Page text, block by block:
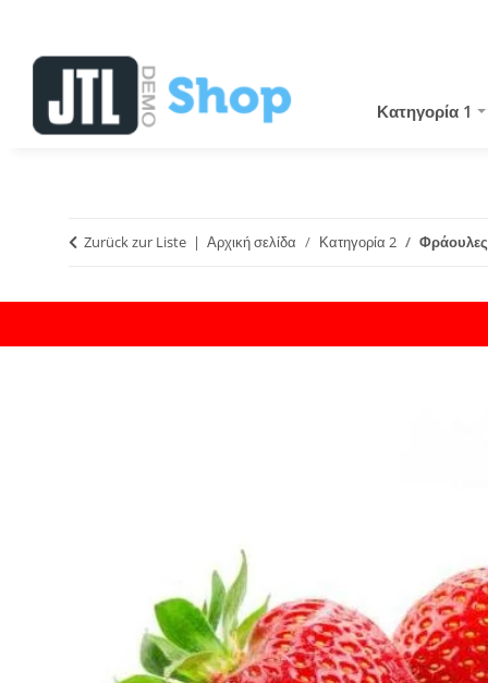
Κατηγορία 1
Zurück zur Liste Αρχική σελίδα Κατηγορία 2 Φράουλες